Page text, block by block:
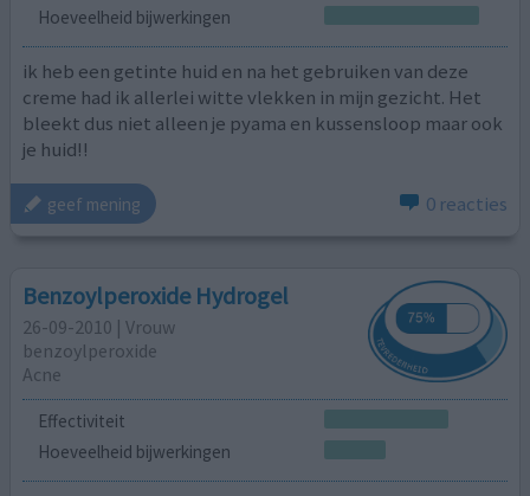
Hoeveelheid bijwerkingen
ik heb een getinte huid en na het gebruiken van deze
creme had ik allerlei witte vlekken in mijn gezicht. Het
bleekt dus niet alleen je pyama en kussensloop maar ook
je huid!!
geef mening 0 reacties
Benzoylperoxide Hydrogel
26-09-2010 | Vrouw
benzoylperoxide
Acne
Effectiviteit
Hoeveelheid bijwerkingen